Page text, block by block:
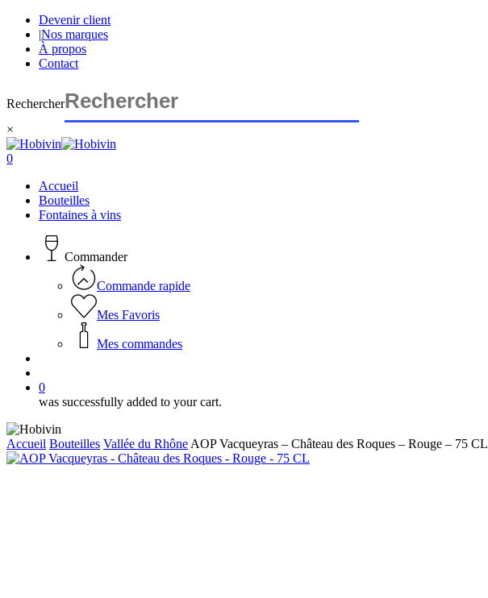
Skip
main
content
Devenir client
|Nos marques
À propos
Contact
Rechercher
×
Close
Search
search
account
0
Accueil
Bouteilles
Fontaines à vins
Commander
Commande rapide
Mes Favoris
Mes commandes
0
was successfully added to your cart.
Accueil Bouteilles Vallée du Rhône AOP Vacqueyras – Château des Roques – Rouge – 75 CL